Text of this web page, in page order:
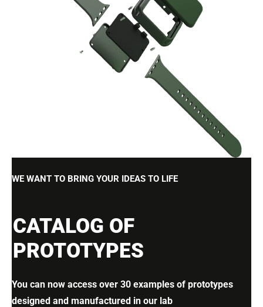
WE WANT TO BRING YOUR IDEAS TO LIFE
CATALOG OF
PROTOTYPES
You can now access over 30 examples of prototypes
designed and manufactured in our lab